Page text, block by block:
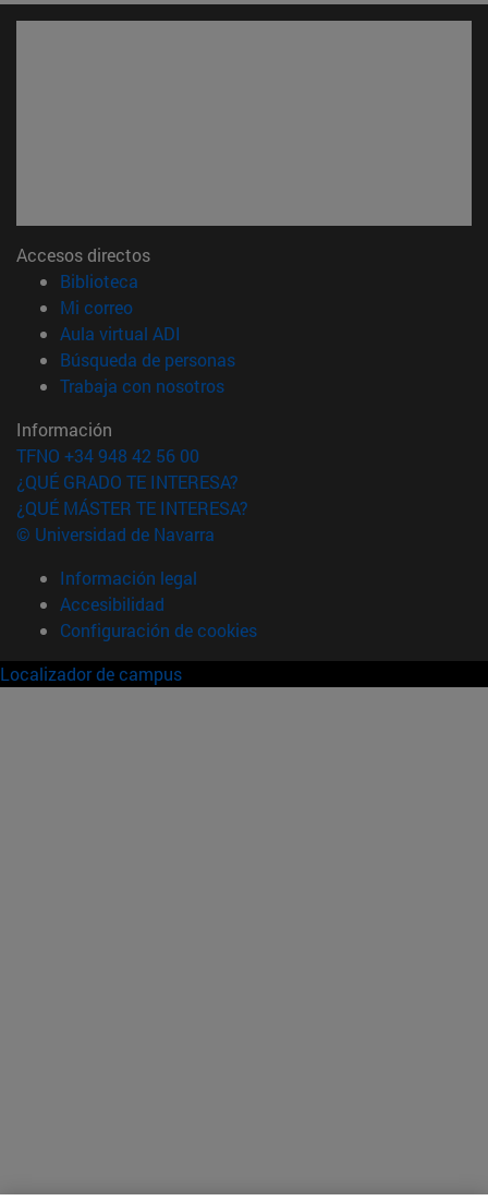
Accesos directos
Biblioteca
Mi correo(abre en nueva ventana)
Aula virtual ADI
Búsqueda de personas(abre en nueva ventana)
Trabaja con nosotros(abre en nueva ventana)
Información
TFNO +34 948 42 56 00
¿QUÉ GRADO TE INTERESA?
¿QUÉ MÁSTER TE INTERESA?
© Universidad de Navarra
Información legal
Accesibilidad
Configuración de cookies
Localizador de campus